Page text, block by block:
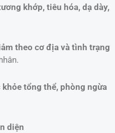
khớp, tiêu hóa, dạ dày,
theo cơ địa và tình trạng
tổng thể, phòng ngừa
diện